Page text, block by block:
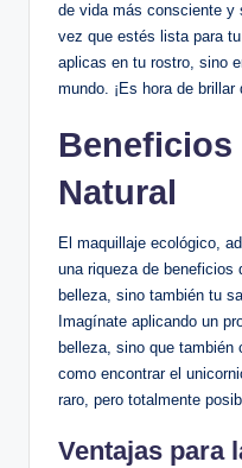
de vida más consciente y
vez que estés lista para
aplicas en tu rostro, sino
mundo. ¡Es hora de
Beneficios
Natural
El maquillaje ecológico,
una riqueza de beneficios
belleza, sino también tu
Imagínate aplicando un
belleza, sino que
como encontrar el
raro, pero totalmente
Ventajas para